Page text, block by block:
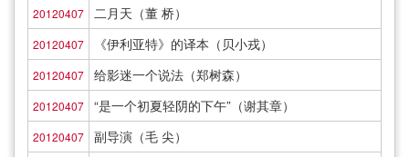
20120407 二月天（董 桥）
20120407 《伊利亚特》的译本（贝小戎）
20120407 给影迷一个说法（郑树森）
20120407 “是一个初夏轻阴的下午”（谢其章）
20120407 副导演（毛 尖）